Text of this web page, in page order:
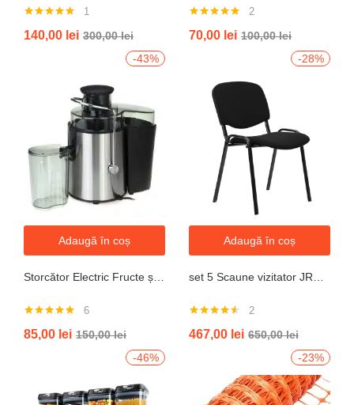
5.00din 5
1
140,00 lei 300,00lei
5.00din 5
2
70,00 lei 100,00lei
-43%
Adaugă în coș
5.00din 5
6
85,00 lei 150,00lei
-28%
Adaugă în coș
4.50din 5
2
467,00 lei 650,00lei
-46%
-23%